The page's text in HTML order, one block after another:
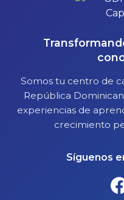
Somos tu centro de
República
experiencias de
crecimiento
Síguenos